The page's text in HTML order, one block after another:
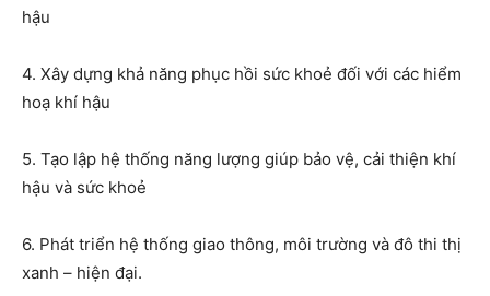
hậu
4. Xây dựng khả năng phục hồi sức khoẻ đối với các hiểm
hoạ khí hậu
5. Tạo lập hệ thống năng lượng giúp bảo vệ, cải thiện khí
hậu và sức khoẻ
6. Phát triển hệ thống giao thông, môi trường và đô thi thị
xanh – hiện đại.